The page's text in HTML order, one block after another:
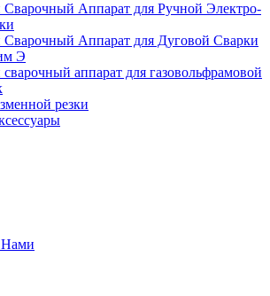
Аппарат для Ручной Электро-
Аппарат для Дуговой Сварки
Э
аппарат для газовольфрамовой
резки
Нами